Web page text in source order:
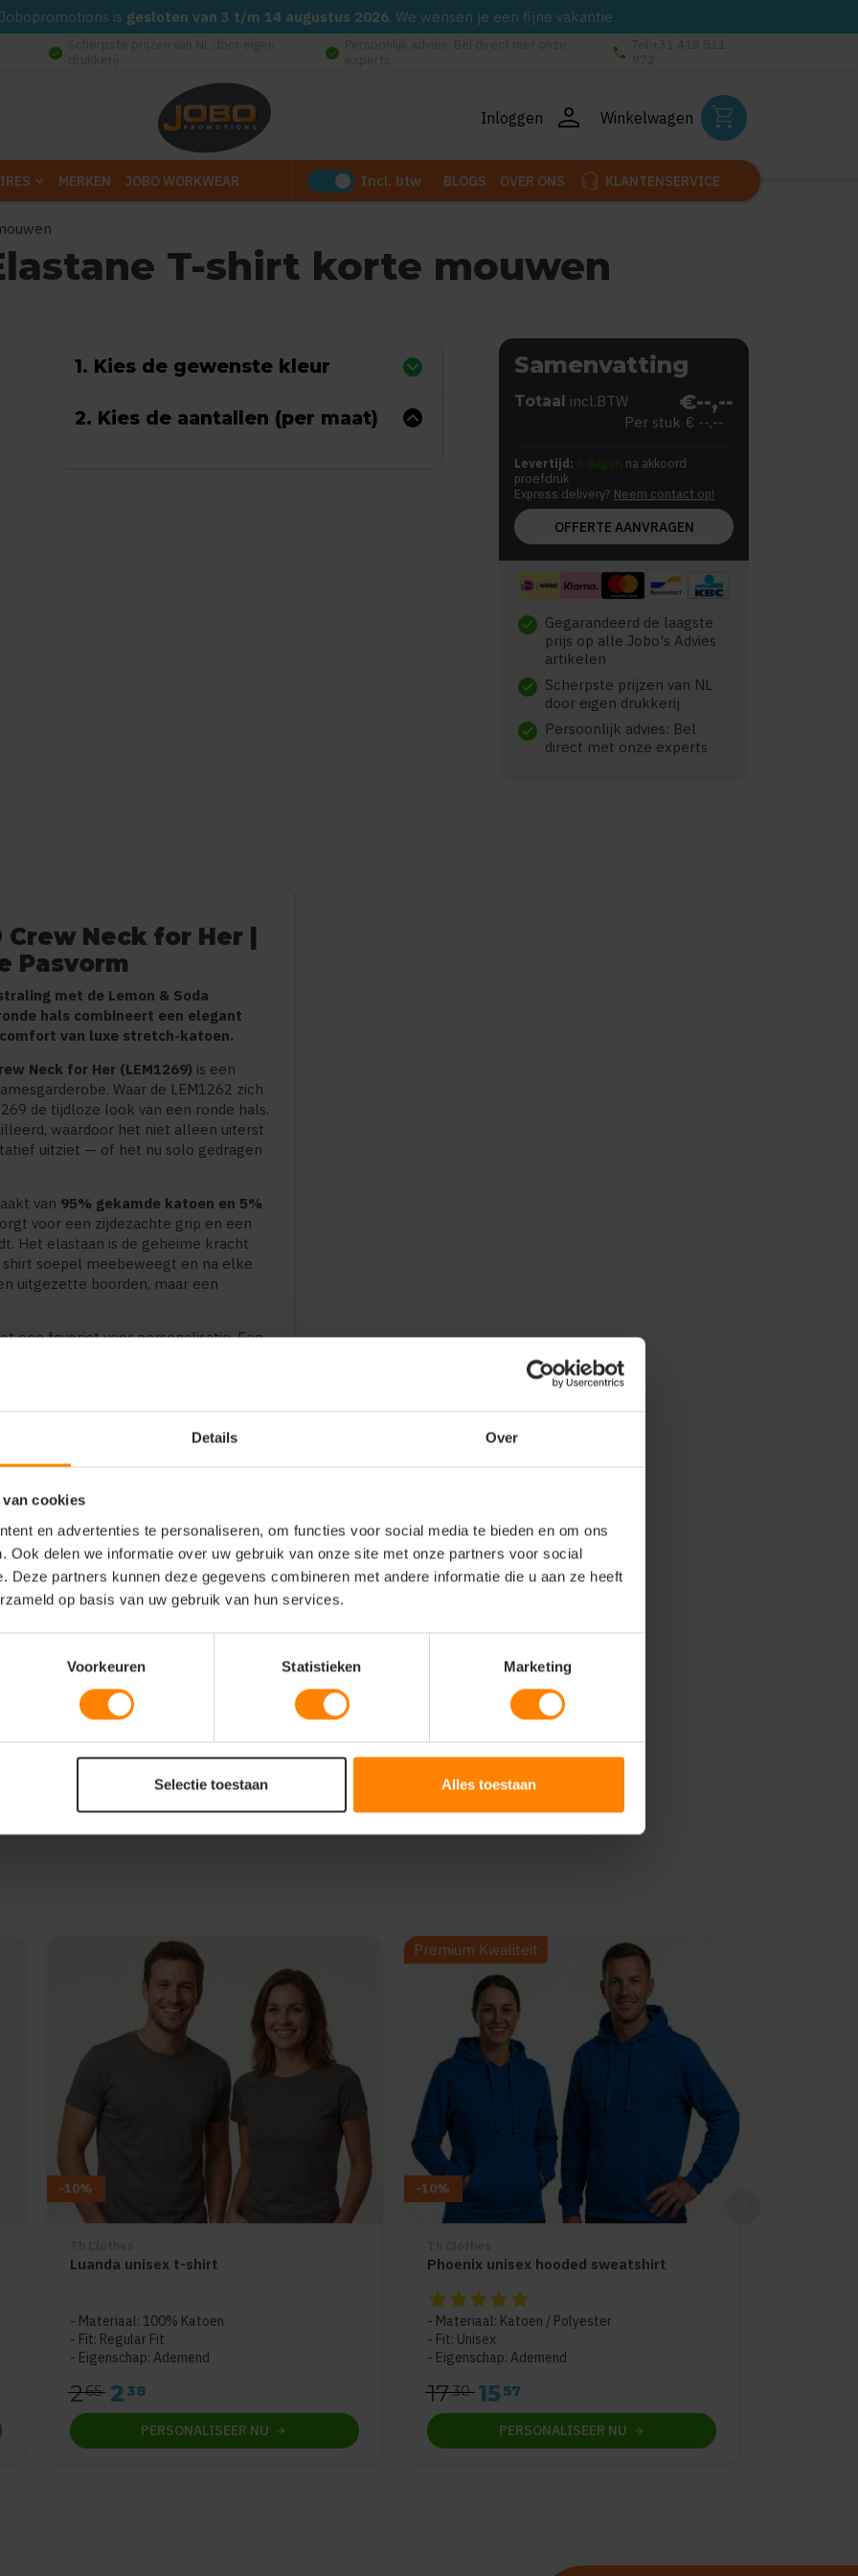
Details Over
van cookies
en advertenties te personaliseren, om functies voor social media te bieden en om ons
Ook delen we informatie over uw gebruik van onze site met onze partners voor social
Deze partners kunnen deze gegevens combineren met andere informatie die u aan ze heeft
op basis van uw gebruik van hun services.
Voorkeuren Statistieken Marketing
Selectie toestaan Alles toestaan
is gesloten van 3 t/m 14 augustus 2026. We wensen je een fijne vakantie
check_circle check_circle phone
Inloggen person Winkelwagen shopping_cart
MERKEN JOBO WORKWEAR Incl. btw BLOGS OVER ONS headset_mic KLANTENSERVICE
T-shirt korte mouwen
1. Kies de gewenste kleur
2. Kies de aantallen (per maat)
Samenvatting
Totaal incl.BTW €--,--
Per stuk € --,--
Levertijd: 5 dagen na akkoord
proefdruk
Express delivery? Neem contact op!
OFFERTE AANVRAGEN
check Gegarandeerd de laagste
prijs op alle Jobo's Advies
artikelen
check Scherpste prijzen van NL
door eigen drukkerij
check
Persoonlijk advies: Bel
direct met onze experts
Neck for Her |
Pasvorm
met de Lemon & Soda
hals combineert een elegant
van luxe stretch-katoen.
Neck for Her (LEM1269) is een
Waar de LEM1262 zich
de tijdloze look van een ronde hals.
waardoor het niet alleen uiterst
uitziet — of het nu solo gedragen
van 95% gekamde katoen en 5%
voor een zijdezachte grip en een
Het elastaan is de geheime kracht
soepel meebeweegt en na elke
uitgezette boorden, maar een
een favoriet voor personalisatie. Een
bedrukking komt op dit
keuze voor bedrijven in de
gaan voor kwaliteit met een
in de retail en horeca
en evenementen
sectoren
shirt dat altijd goed zit
en fijne bedrukking
smalle boord
bewegingsvrijheid
-10%
Luanda unisex t-shirt
Materiaal: 100% Katoen
Fit: Regular Fit
Eigenschap: Ademend
265 2 38
PERSONALISEER NU
-10%
Premium Kwaliteit
Phoenix unisex hooded sweatshirt
De beoordeling van dit product is
Materiaal: Katoen / Polyester
Fit: Unisex
Eigenschap: Ademend
1730 1557
PERSONALISEER NU